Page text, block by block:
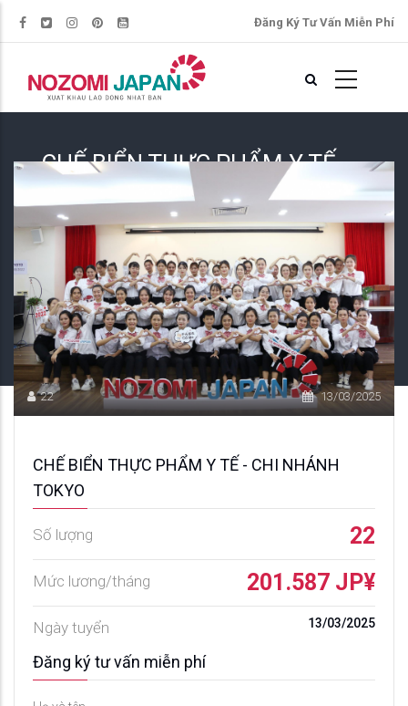
Đăng Ký Tư Vấn Miễn Phí
CHẾ BIỂN THỰC PHẨM Y TẾ -
CHI NHÁNH TOKYO
CHẾ BIỂN THỰC PHẨM Y TẾ - CHI NHÁNH TOKYO
13/03/2025
22
CHẾ BIỂN THỰC PHẨM Y TẾ - CHI NHÁNH
TOKYO
Số lượng 22
Mức lương/tháng 201.587 JP¥
Ngày tuyển 13/03/2025
Đăng ký tư vấn miễn phí